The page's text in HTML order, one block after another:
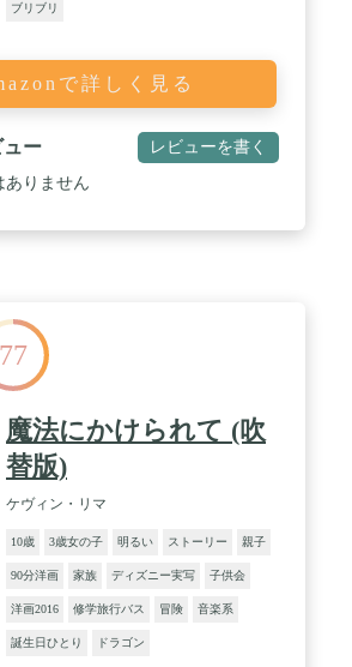
ブリブリ
で詳しく見る
ー レビューを書く
ありません
77
魔法にかけられて (吹
替版)
ケヴィン・リマ
10歳 3歳女の子 明るい ストーリー 親子
90分洋画 家族 ディズニー実写 子供会
洋画2016 修学旅行バス 冒険 音楽系
誕生日ひとり ドラゴン